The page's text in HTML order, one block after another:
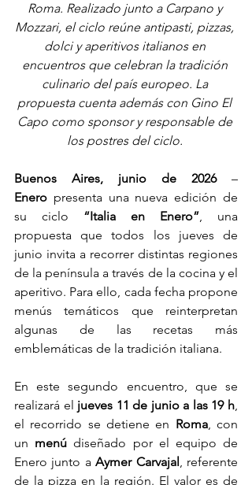
Roma. Realizado junto a Carpano y
Mozzari, el ciclo reúne antipasti, pizzas,
dolci y aperitivos italianos en
encuentros que celebran la tradición
culinario del país europeo. La
propuesta cuenta además con Gino El
Capo como sponsor y responsable de
los postres del ciclo.
Buenos Aires, junio de 2026
Enero presenta una nueva edición de
su ciclo “Italia en Enero”, una
propuesta que todos los jueves de
junio invita a recorrer distintas regiones
de la península a través de la cocina y el
aperitivo. Para ello, cada fecha propone
menús temáticos que reinterpretan
algunas de las recetas más
emblemáticas de la tradición italiana.
En este segundo encuentro, que se
realizará el jueves 11 de junio a las 19 h,
el recorrido se detiene en Roma, con
un menú diseñado por el equipo de
Enero junto a Aymer Carvajal, referente
de la pizza en la región. El valor es de